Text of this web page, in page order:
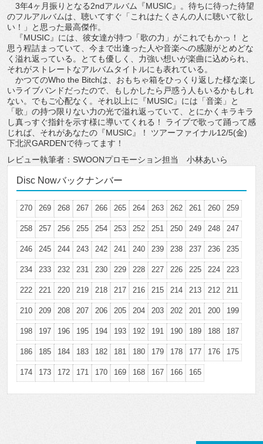
3年4ヶ月振りとなる2ndアルバム『MUSIC』。待ちに待った待望
のフルアルバムは、聴いてすぐ「これはたくさんの人に聴いて欲し
い！」と思った最高傑作。
『MUSIC』には、彼女達が持つ「歌の力」がこれでもかっ！ と
思う程詰まっていて、今まで出逢った人や音楽への感謝がとめどな
く溢れ返っている。とても優しく、力強い想いが楽曲に込められ、
それがストレートなアルバムタイトルにも表れている。
かつてのWho the Bitchは、おもちゃ箱をひっくり返した様な楽し
いライブバンドだったので、もしかしたら戸惑う人もいるかもしれ
ない。でもご心配なく。それ以上に『MUSIC』には「音楽」と
「歌」の持つ限りない力の光で溢れ返っていて、とにかくキラキラ
し真っすぐ指針を示す様に導いてくれる！ ライブで歌って踊って感
じれば、それがあなたの『MUSIC』！ ツアーファイナル12/5(金)
下北沢GARDENで待ってます！
レビュー執筆者：SWOONプロモーション担当 小林あいら
Disc Nowバックナンバー
270 269 268 267 266 265 264 263 262 261 260 259
258 257 256 255 254 253 252 251 250 249 248 247
246 245 244 243 242 241 240 239 238 237 236 235
234 233 232 231 230 229 228 227 226 225 224 223
222 221 220 219 218 217 216 215 214 213 212 211
210 209 208 207 206 205 204 203 202 201 200 199
198 197 196 195 194 193 192 191 190 189 188 187
186 185 184 183 182 181 180 179 178 177 176 175
174 173 172 171 170 169 168 167 166 165